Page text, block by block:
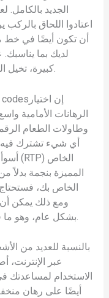
الجديد بالكامل.
اعتادوا اللحاق
أن تكون أيضًا في خط
لديك بما يناسبك.
كبيرة، تخيل القيام برهانات أصغر، وقد يحدث العكس.
إن اختيار
الرهانات الأمامية
وطاولات الطعام
أي شيء تشترك فيه
ومع ذلك يمكن أن
بالنسبة للعديد من
عبر الإنترنت،
الاستخدام لمساعدتك
أيضًا على رهان